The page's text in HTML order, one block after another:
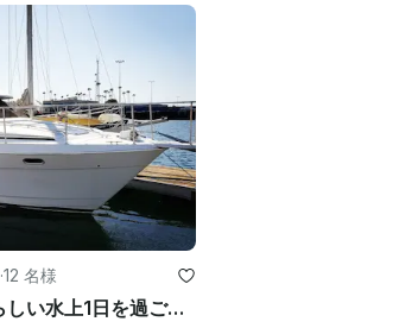
·12 名様
ロングビーチで素晴らしい水上1日を過ごせる44フィートのベイライナー・モーターヨット